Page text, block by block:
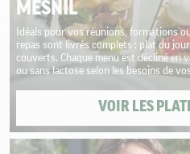
MESNIL
Idéals pour vos réunions, formations
repas sont livrés complets : plat du
couverts. Chaque menu est décliné en
ou sans lactose selon les besoins de
VOIR LES